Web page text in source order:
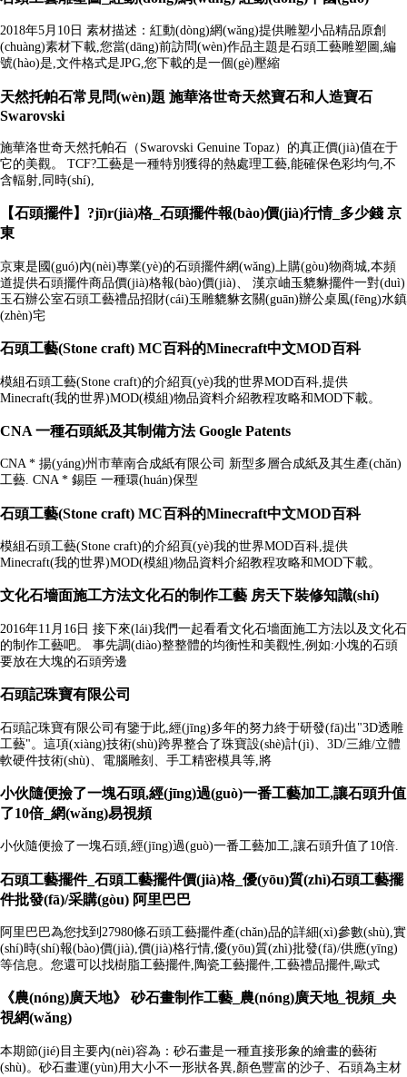
2018年5月10日 素材描述：紅動(dòng)網(wǎng)提供雕塑小品精品原創
(chuàng)素材下載,您當(dāng)前訪問(wèn)作品主題是石頭工藝雕塑圖,編
號(hào)是,文件格式是JPG,您下載的是一個(gè)壓縮
天然托帕石常見問(wèn)題 施華洛世奇天然寶石和人造寶石
Swarovski
施華洛世奇天然托帕石（Swarovski Genuine Topaz）的真正價(jià)值在于
它的美觀。 TCF?工藝是一種特別獲得的熱處理工藝,能確保色彩均勻,不
含輻射,同時(shí),
【石頭擺件】?jī)r(jià)格_石頭擺件報(bào)價(jià)行情_多少錢 京
東
京東是國(guó)內(nèi)專業(yè)的石頭擺件網(wǎng)上購(gòu)物商城,本頻
道提供石頭擺件商品價(jià)格報(bào)價(jià)、 漢京岫玉貔貅擺件一對(duì)
玉石辦公室石頭工藝禮品招財(cái)玉雕貔貅玄關(guān)辦公桌風(fēng)水鎮
(zhèn)宅
石頭工藝(Stone craft) MC百科的Minecraft中文MOD百科
模組石頭工藝(Stone craft)的介紹頁(yè)我的世界MOD百科,提供
Minecraft(我的世界)MOD(模組)物品資料介紹教程攻略和MOD下載。
CNA 一種石頭紙及其制備方法 Google Patents
CNA * 揚(yáng)州市華南合成紙有限公司 新型多層合成紙及其生產(chǎn)
工藝. CNA * 錫臣 一種環(huán)保型
石頭工藝(Stone craft) MC百科的Minecraft中文MOD百科
模組石頭工藝(Stone craft)的介紹頁(yè)我的世界MOD百科,提供
Minecraft(我的世界)MOD(模組)物品資料介紹教程攻略和MOD下載。
文化石墻面施工方法文化石的制作工藝 房天下裝修知識(shí)
2016年11月16日 接下來(lái)我們一起看看文化石墻面施工方法以及文化石
的制作工藝吧。 事先調(diào)整整體的均衡性和美觀性,例如:小塊的石頭
要放在大塊的石頭旁邊
石頭記珠寶有限公司
石頭記珠寶有限公司有鑒于此,經(jīng)多年的努力終于研發(fā)出"3D透雕
工藝"。這項(xiàng)技術(shù)跨界整合了珠寶設(shè)計(jì)、3D/三維/立體
軟硬件技術(shù)、電腦雕刻、手工精密模具等,將
小伙隨便撿了一塊石頭,經(jīng)過(guò)一番工藝加工,讓石頭升值
了10倍_網(wǎng)易視頻
小伙隨便撿了一塊石頭,經(jīng)過(guò)一番工藝加工,讓石頭升值了10倍.
石頭工藝擺件_石頭工藝擺件價(jià)格_優(yōu)質(zhì)石頭工藝擺
件批發(fā)/采購(gòu) 阿里巴巴
阿里巴巴為您找到27980條石頭工藝擺件產(chǎn)品的詳細(xì)參數(shù),實
(shí)時(shí)報(bào)價(jià),價(jià)格行情,優(yōu)質(zhì)批發(fā)/供應(yīng)
等信息。您還可以找樹脂工藝擺件,陶瓷工藝擺件,工藝禮品擺件,歐式
《農(nóng)廣天地》 砂石畫制作工藝_農(nóng)廣天地_視頻_央
視網(wǎng)
本期節(jié)目主要內(nèi)容為：砂石畫是一種直接形象的繪畫的藝術
(shù)。砂石畫運(yùn)用大小不一形狀各異,顏色豐富的沙子、石頭為主材